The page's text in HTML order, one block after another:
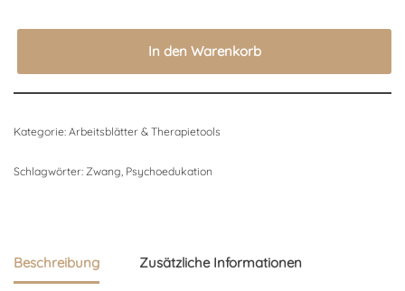
In den Warenkorb
Kategorie: Arbeitsblätter & Therapietools
Schlagwörter: Zwang Psychoedukation
Beschreibung Zusätzliche Informationen